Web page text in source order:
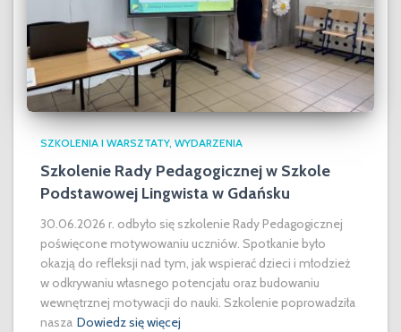
SZKOLENIA I WARSZTATY WYDARZENIA
Szkolenie Rady Pedagogicznej w Szkole
Podstawowej Lingwista w Gdańsku
30.06.2026 r. odbyło się szkolenie Rady Pedagogicznej
poświęcone motywowaniu uczniów. Spotkanie było
okazją do refleksji nad tym, jak wspierać dzieci i młodzież
w odkrywaniu własnego potencjału oraz budowaniu
wewnętrznej motywacji do nauki. Szkolenie poprowadziła
nasza Dowiedz się więcej